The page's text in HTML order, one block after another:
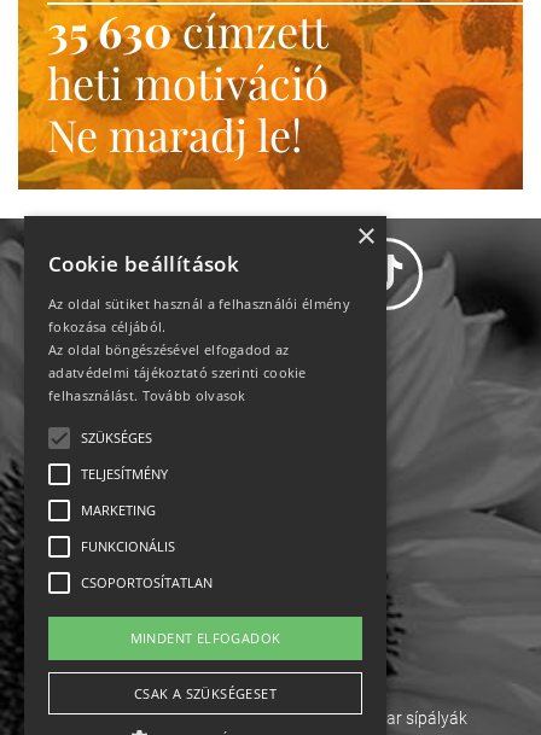
35 630címzett
heti motiváció
Ne maradj le!
Adatvédelem
Impresszum-kapcsolat
English
Ebike Osztrák sípályák Magyar sípályák
×
Cookie beállítások
Az oldal sütiket használ a felhasználói élmény
fokozása céljából.
Az oldal böngészésével elfogadod az
adatvédelmi tájékoztató szerinti cookie
felhasználást. Tovább olvasok
SZÜKSÉGES
TELJESÍTMÉNY
MARKETING
FUNKCIONÁLIS
CSOPORTOSÍTATLAN
MINDENT ELFOGADOK
CSAK A SZÜKSÉGESET